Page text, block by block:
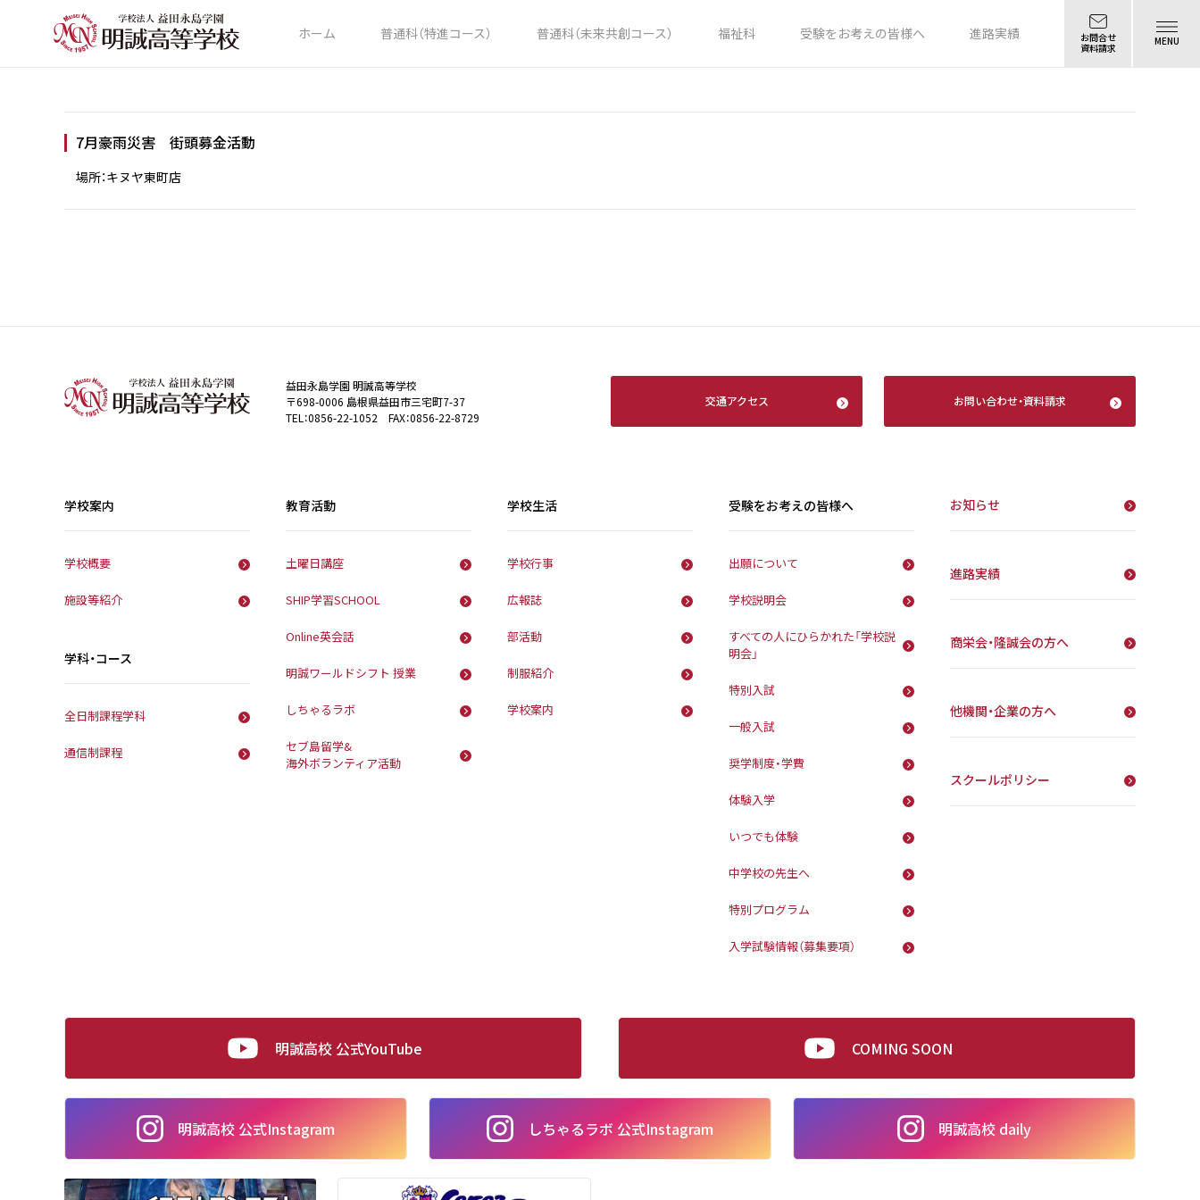
ホーム 普通科（特進コース） 普通科（未来共創コース） 福祉科 受験をお考えの皆様へ 進路実績
お問合せ
資料請求
MENU
7月豪雨災害 街頭募金活動
場所：キヌヤ東町店
益田永島学園 明誠高等学校
〒698-0006 島根県益田市三宅町7-37
TEL：0856-22-1052 FAX：0856-22-8729
交通アクセス お問い合わせ・資料請求
学校案内
学校概要
施設等紹介
学科・コース
全日制課程学科
通信制課程
教育活動
土曜日講座
SHIP学習SCHOOL
Online英会話
明誠ワールドシフト 授業
しちゃるラボ
セブ島留学&
海外ボランティア活動
学校生活
学校行事
広報誌
部活動
制服紹介
学校案内
受験をお考えの皆様へ
出願について
学校説明会
すべての人にひらかれた「学校説
明会」
特別入試
一般入試
奨学制度・学費
体験入学
いつでも体験
中学校の先生へ
特別プログラム
入学試験情報（募集要項）
お知らせ
進路実績
商栄会・隆誠会の方へ
他機関・企業の方へ
スクールポリシー
明誠高校 公式YouTube COMING SOON
明誠高校 公式Instagram しちゃるラボ 公式Instagram 明誠高校 daily